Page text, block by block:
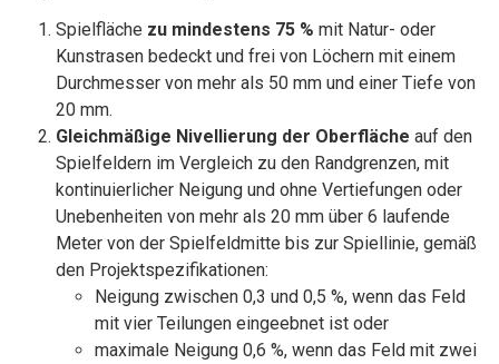
Spielfläche zu mindestens 75 % mit Natur- oder
Kunstrasen bedeckt und frei von Löchern mit einem
Durchmesser von mehr als 50 mm und einer Tiefe von
20 mm.
Gleichmäßige Nivellierung der Oberfläche auf den
Spielfeldern im Vergleich zu den Randgrenzen, mit
kontinuierlicher Neigung und ohne Vertiefungen oder
Unebenheiten von mehr als 20 mm über 6 laufende
Meter von der Spielfeldmitte bis zur Spiellinie, gemäß
den Projektspezifikationen:
Neigung zwischen 0,3 und 0,5 %, wenn das Feld
mit vier Teilungen eingeebnet ist oder
maximale Neigung 0,6 %, wenn das Feld mit zwei